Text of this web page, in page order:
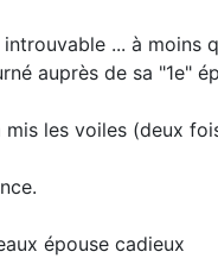
... à moins
auprès de sa "1e"
mis les voiles (deux
épouse cadieux